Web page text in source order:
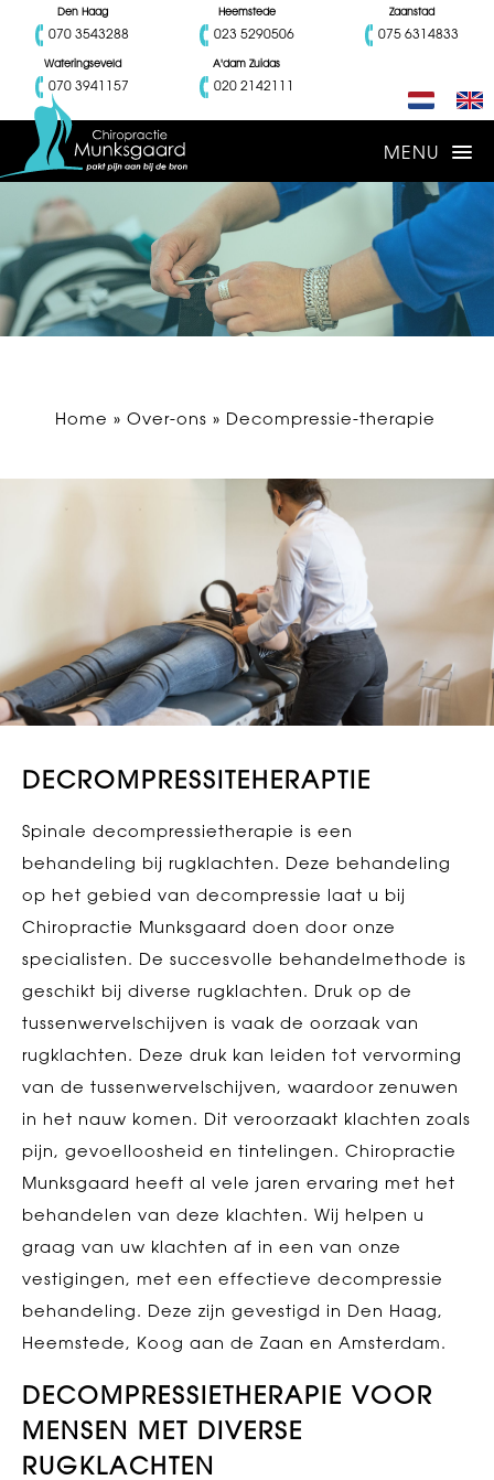
Den Haag
070 3543288
Heemstede
023 5290506
Zaanstad
075 6314833
Wateringseveld
070 3941157
A'dam Zuidas
020 2142111
Home » Over-ons » Decompressie-therapie
DECROMPRESSITEHERAPTIE
Spinale decompressietherapie is een
behandeling bij rugklachten. Deze behandeling
op het gebied van decompressie laat u bij
Chiropractie Munksgaard doen door onze
specialisten. De succesvolle behandelmethode is
geschikt bij diverse rugklachten. Druk op de
tussenwervelschijven is vaak de oorzaak van
rugklachten. Deze druk kan leiden tot vervorming
van de tussenwervelschijven, waardoor zenuwen
in het nauw komen. Dit veroorzaakt klachten zoals
pijn, gevoelloosheid en tintelingen. Chiropractie
Munksgaard heeft al vele jaren ervaring met het
behandelen van deze klachten. Wij helpen u
graag van uw klachten af in een van onze
vestigingen, met een effectieve decompressie
behandeling. Deze zijn gevestigd in Den Haag,
Heemstede, Koog aan de Zaan en Amsterdam.
DECOMPRESSIETHERAPIE VOOR
MENSEN MET DIVERSE
RUGKLACHTEN